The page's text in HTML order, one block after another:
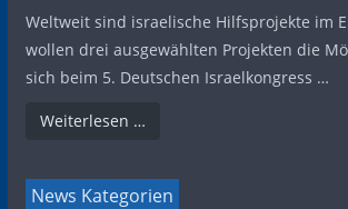
Weltweit sind israelische Hilfsprojekte im
wollen drei ausgewählten Projekten die
sich beim 5. Deutschen Israelkongress …
Weiterlesen …
News Kategorien